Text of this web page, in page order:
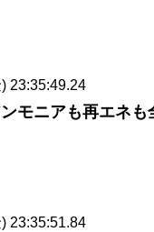
23:35:49.24
モニアも再エネも
23:35:51.84